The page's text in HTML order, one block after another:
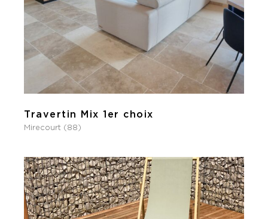
Travertin Mix 1er choix
Mirecourt (88)